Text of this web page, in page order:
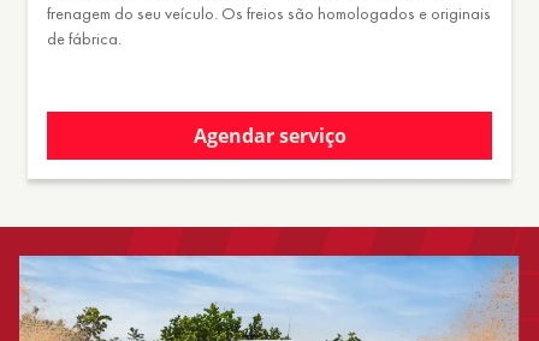
frenagem do seu veículo. Os freios são homologados e originais
de fábrica.
Agendar serviço